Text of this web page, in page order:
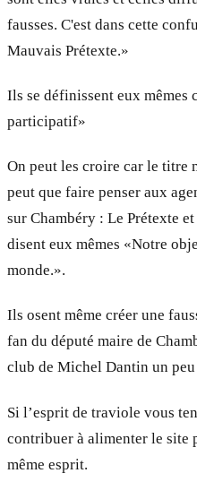
fausses. C'est dans cette
Mauvais Prétexte.»
Ils se définissent eux mêmes
participatif»
On peut les croire car le titre
peut que faire penser aux
sur Chambéry : Le Prétexte
disent eux mêmes «Notre
monde.».
Ils osent même créer une
fan du député maire de
club de Michel Dantin un
Si l’esprit de traviole vous
contribuer à alimenter le site
même esprit.